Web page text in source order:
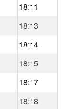
18:11
18:13
18:14
18:15
18:17
18:18